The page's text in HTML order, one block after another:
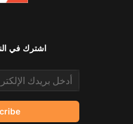
اشترك في
Email address